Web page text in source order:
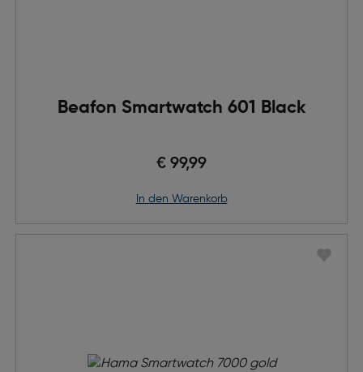
Beafon Smartwatch 601 Black
€ 99,99
in den Warenkorb